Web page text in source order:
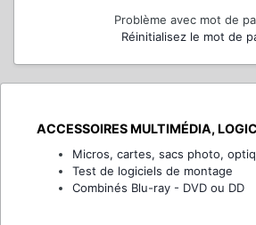
Problème avec mot de
Réinitialisez le mot de
ACCESSOIRES MULTIMÉDIA,
Micros, cartes, sacs photo,
Test de logiciels de montage
Combinés Blu-ray - DVD ou DD